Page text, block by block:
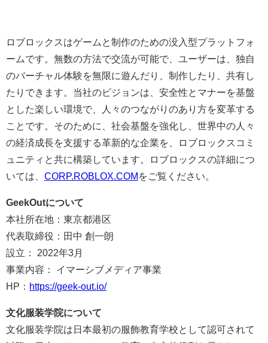
ロブロックスはゲームと制作のための没入型プラットフォ
ームです。無数の方法で交流が可能で、ユーザーは、独自
のバーチャル体験を無限に遊んだり、制作したり、共有し
たりできます。当社のビジョンは、安全性とマナーを基盤
とした楽しい環境で、人々のつながりのあり方を変革する
ことです。そのために、社会基盤を強化し、世界中の人々
の経済成長を支援する革新的な企業を、ロブロックスコミ
ュニティと共に構築しています。ロブロックスの詳細につ
いては、 CORP.ROBLOX.COM をご覧ください。
GeekOutについて
本社所在地：東京都港区
代表取締役：田中 創一朗
設立： 2022年3月
事業内容： イマーシブメディア事業
HP： https://geek-out.io/
文化服装学院について
文化服装学院は日本最初の服飾教育学校として認可されて